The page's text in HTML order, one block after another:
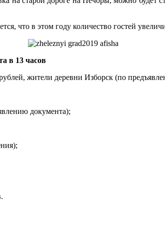
что в этом году количество гостей
в 13 часов
жители деревни Изборск (по
документа);